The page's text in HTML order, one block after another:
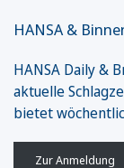
HANSA &
HANSA Daily &
aktuelle
bietet
Zur Anmeldung